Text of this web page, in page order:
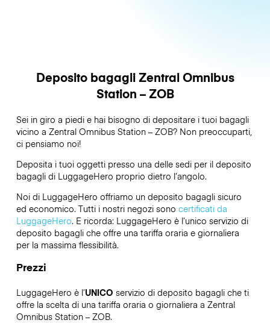
Deposito bagagli Zentral Omnibus
Station – ZOB
Sei in giro a piedi e hai bisogno di depositare i tuoi bagagli
vicino a Zentral Omnibus Station – ZOB? Non preoccuparti,
ci pensiamo noi!
Deposita i tuoi oggetti presso una delle sedi per il deposito
bagagli di LuggageHero proprio dietro l’angolo.
Noi di LuggageHero offriamo un deposito bagagli sicuro
ed economico. Tutti i nostri negozi sono certificati da
LuggageHero. E ricorda: LuggageHero è l’unico servizio di
deposito bagagli che offre una tariffa oraria e giornaliera
per la massima flessibilità.
Prezzi
LuggageHero è l’UNICO servizio di deposito bagagli che ti
offre la scelta di una tariffa oraria o giornaliera a Zentral
Omnibus Station – ZOB.